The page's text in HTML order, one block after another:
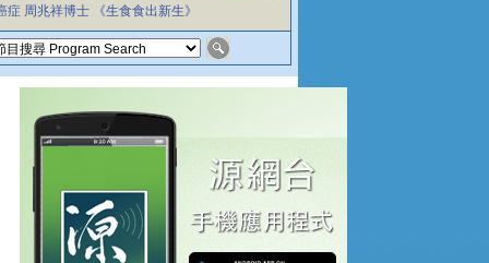
症 周兆祥博士 《生食食出新生》